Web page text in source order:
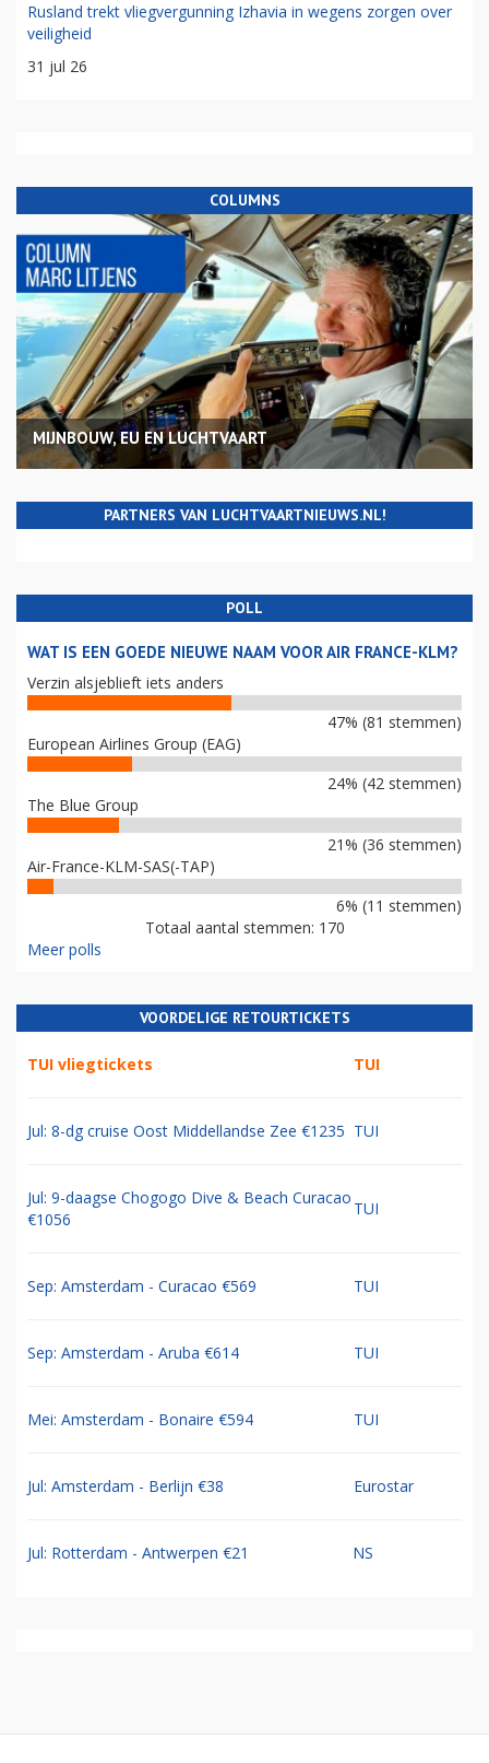
Rusland trekt vliegvergunning Izhavia in wegens zorgen over
veiligheid
31 jul 26
COLUMNS
MIJNBOUW, EU EN LUCHTVAART
PARTNERS VAN LUCHTVAARTNIEUWS.NL!
POLL
WAT IS EEN GOEDE NIEUWE NAAM VOOR AIR FRANCE-KLM?
Verzin alsjeblieft iets anders
47% (81 stemmen)
European Airlines Group (EAG)
24% (42 stemmen)
The Blue Group
21% (36 stemmen)
Air-France-KLM-SAS(-TAP)
6% (11 stemmen)
Totaal aantal stemmen: 170
Meer polls
VOORDELIGE RETOURTICKETS
TUI vliegtickets TUI
Jul: 8-dg cruise Oost Middellandse Zee €1235 TUI
Jul: 9-daagse Chogogo Dive & Beach Curacao
€1056
TUI
Sep: Amsterdam - Curacao €569 TUI
Sep: Amsterdam - Aruba €614 TUI
Mei: Amsterdam - Bonaire €594 TUI
Jul: Amsterdam - Berlijn €38 Eurostar
Jul: Rotterdam - Antwerpen €21 NS